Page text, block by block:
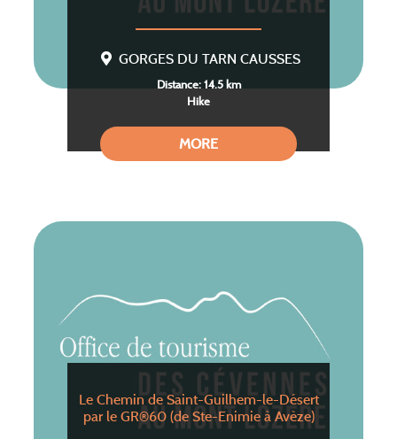
GORGES DU TARN CAUSSES
Distance: 14.5 km
Hike
MORE
Le Chemin de Saint-Guilhem-le-Désert
par le GR®60 (de Ste-Enimie à Avèze)